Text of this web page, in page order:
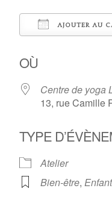
AJOUTER AU
OÙ
Centre de yoga
13, rue Camille
TYPE
Atelier
Bien-être,